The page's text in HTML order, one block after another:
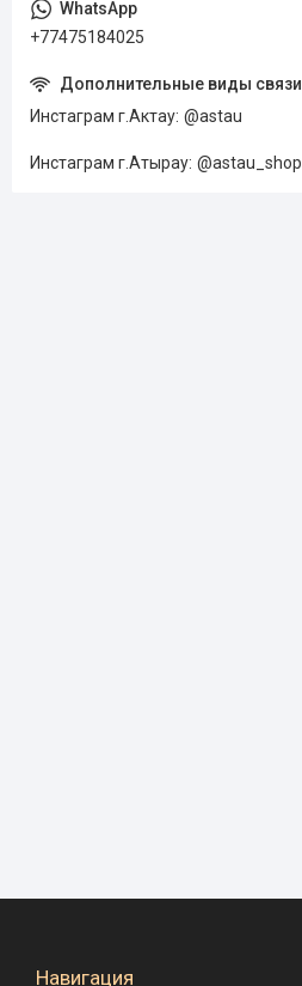
+77475184025
Инстаграм г.Актау @astau
Инстаграм г.Атырау @astau_shop
Навигация